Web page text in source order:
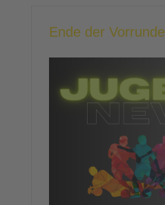
Ende der Vorrunde